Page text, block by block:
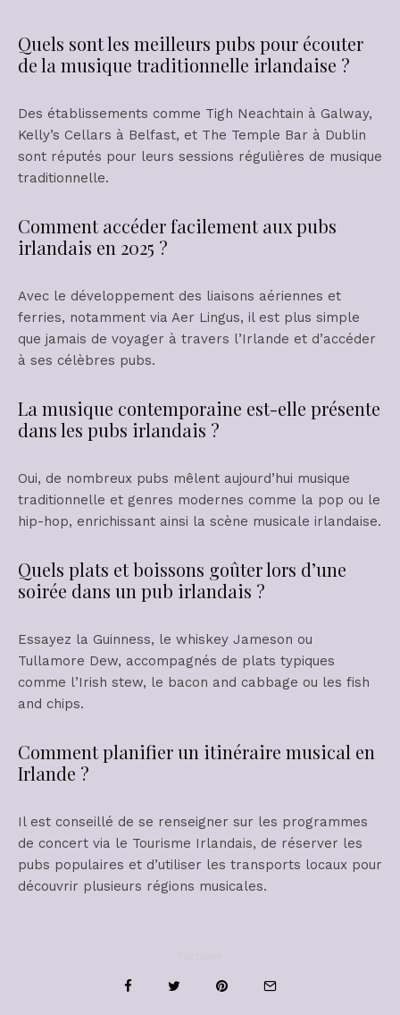
Quels sont les meilleurs pubs pour écouter
de la musique traditionnelle irlandaise ?
Des établissements comme Tigh Neachtain à Galway,
Kelly’s Cellars à Belfast, et The Temple Bar à Dublin
sont réputés pour leurs sessions régulières de musique
traditionnelle.
Comment accéder facilement aux pubs
irlandais en 2025 ?
Avec le développement des liaisons aériennes et
ferries, notamment via Aer Lingus, il est plus simple
que jamais de voyager à travers l’Irlande et d’accéder
à ses célèbres pubs.
La musique contemporaine est-elle présente
dans les pubs irlandais ?
Oui, de nombreux pubs mêlent aujourd’hui musique
traditionnelle et genres modernes comme la pop ou le
hip-hop, enrichissant ainsi la scène musicale irlandaise.
Quels plats et boissons goûter lors d’une
soirée dans un pub irlandais ?
Essayez la Guinness, le whiskey Jameson ou
Tullamore Dew, accompagnés de plats typiques
comme l’Irish stew, le bacon and cabbage ou les fish
and chips.
Comment planifier un itinéraire musical en
Irlande ?
Il est conseillé de se renseigner sur les programmes
de concert via le Tourisme Irlandais, de réserver les
pubs populaires et d’utiliser les transports locaux pour
découvrir plusieurs régions musicales.